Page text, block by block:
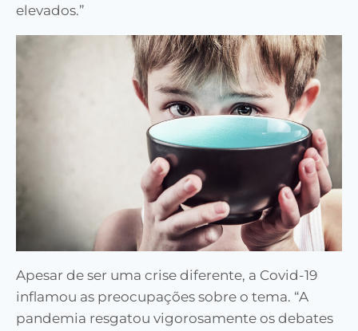
elevados.”
Apesar de ser uma crise diferente, a Covid-19
inflamou as preocupações sobre o tema. “A
pandemia resgatou vigorosamente os debates